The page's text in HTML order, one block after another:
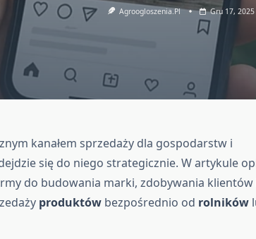
Agroogloszenia.pl Gru 17, 2025
kanałem sprzedaży dla gospodarstw i
się do niego strategicznie. W artykule
do budowania marki, zdobywania klientów
produktów bezpośrednio od rolników